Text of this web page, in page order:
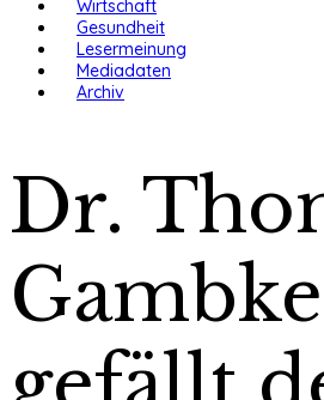
Wirtschaft
Gesundheit
Lesermeinung
Mediadaten
Archiv
Dr.
Gambke